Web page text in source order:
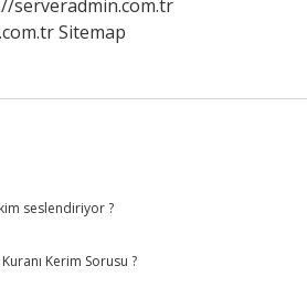
serveradmin.com.tr
Sitemap
seslendiriyor ?
Kerim Sorusu ?